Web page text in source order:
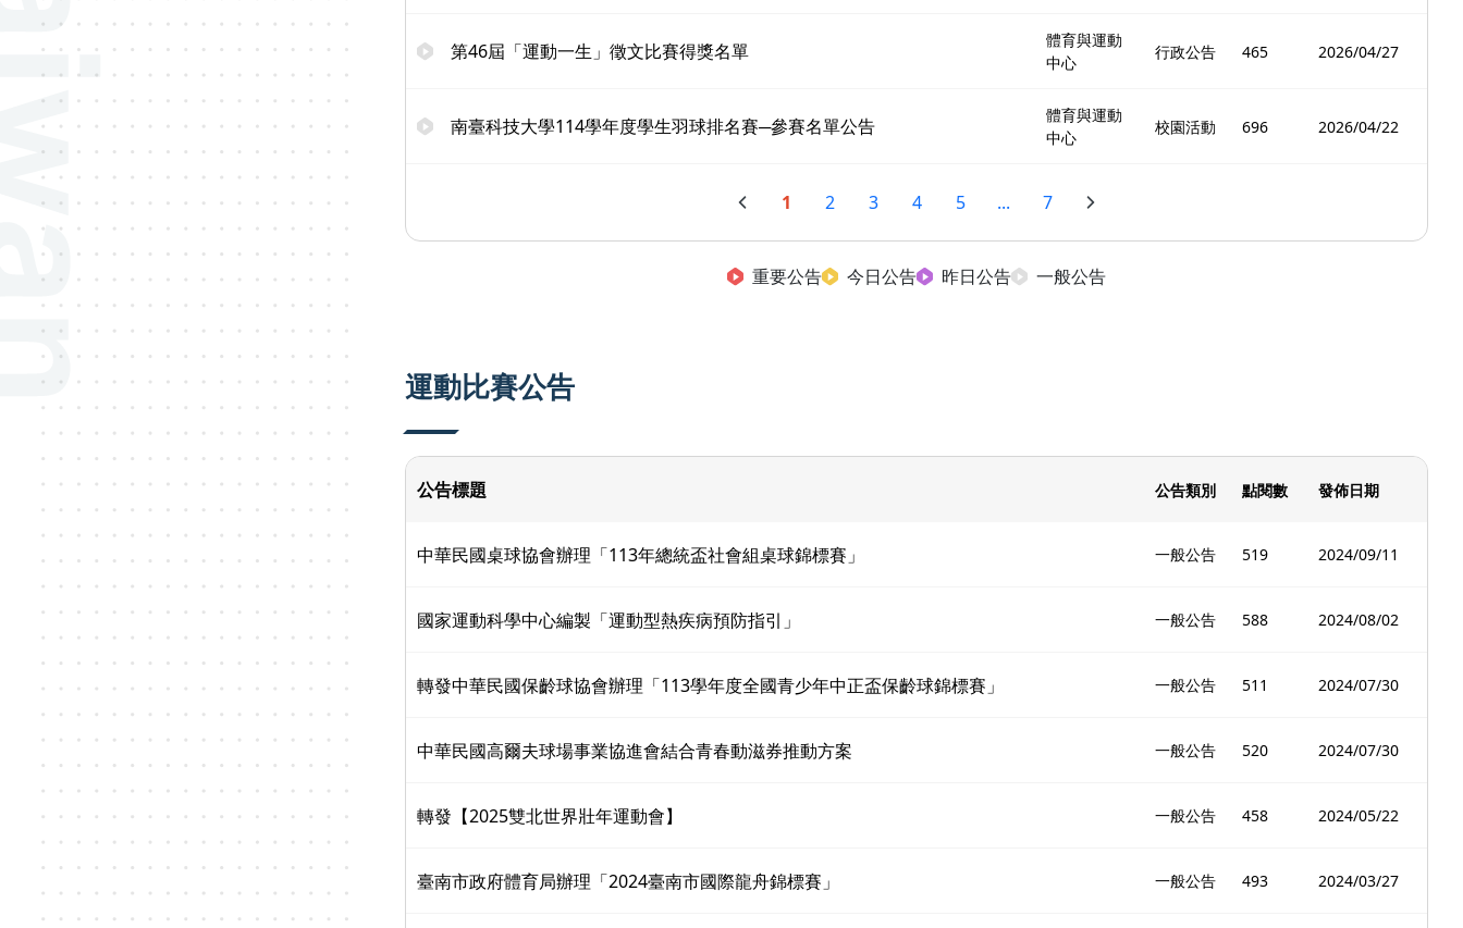
第46屆「運動一生」徵文比賽得獎名單
體育與運動
中心
行政公告 465 2026/04/27
南臺科技大學114學年度學生羽球排名賽─參賽名單公告
體育與運動
中心
校園活動 696 2026/04/22
1 2 3 4 5 ... 7
重要公告 今日公告 昨日公告 一般公告
運動比賽公告
公告標題 公告類別 點閱數 發佈日期
中華民國桌球協會辦理「113年總統盃社會組桌球錦標賽」 一般公告 519 2024/09/11
國家運動科學中心編製「運動型熱疾病預防指引」 一般公告 588 2024/08/02
轉發中華民國保齡球協會辦理「113學年度全國青少年中正盃保齡球錦標賽」 一般公告 511 2024/07/30
中華民國高爾夫球場事業協進會結合青春動滋券推動方案 一般公告 520 2024/07/30
轉發【2025雙北世界壯年運動會】 一般公告 458 2024/05/22
臺南市政府體育局辦理「2024臺南市國際龍舟錦標賽」 一般公告 493 2024/03/27